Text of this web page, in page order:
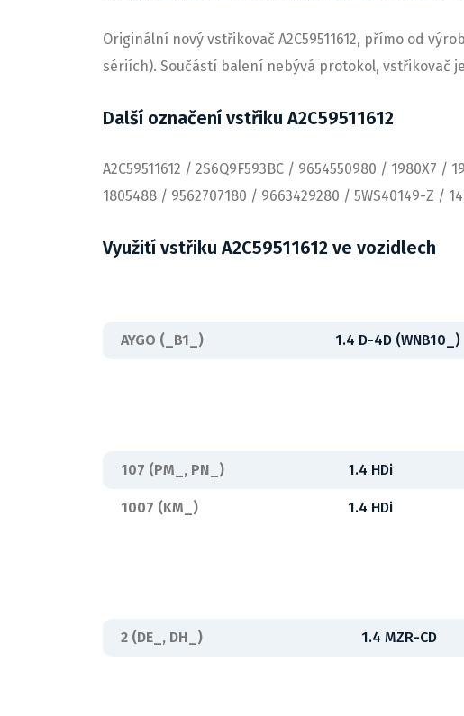
Originální nový vstřikovač A2C59511612, přímo od
sériích). Součástí balení nebývá protokol, vstřikovač
Další označení vstřiku A2C59511612
A2C59511612 / 2S6Q9F593BC / 9654550980 / 1980X7 /
1805488 / 9562707180 / 9663429280 / 5WS40149-Z /
Využití vstřiku A2C59511612 ve vozidlech
AYGO (_B1_) 1.4 D-4D (WNB10_)
107 (PM_, PN_) 1.4 HDi
1007 (KM_) 1.4 HDi
2 (DE_, DH_) 1.4 MZR-CD